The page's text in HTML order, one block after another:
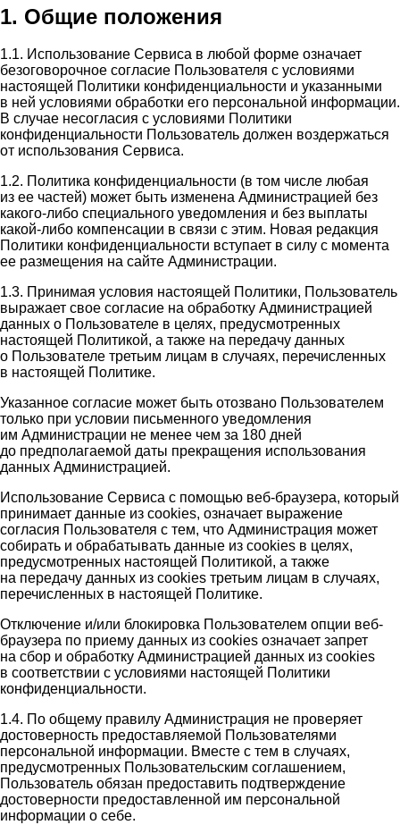
1. Общие положения
1.1. Использование Сервиса в любой форме означает
безоговорочное согласие Пользователя с условиями
настоящей Политики конфиденциальности и указанными
в ней условиями обработки его персональной информации.
В случае несогласия с условиями Политики
конфиденциальности Пользователь должен воздержаться
от использования Сервиса.
1.2. Политика конфиденциальности (в том числе любая
из ее частей) может быть изменена Администрацией без
какого-либо специального уведомления и без выплаты
какой-либо компенсации в связи с этим. Новая редакция
Политики конфиденциальности вступает в силу с момента
ее размещения на сайте Администрации.
1.3. Принимая условия настоящей Политики, Пользователь
выражает свое согласие на обработку Администрацией
данных о Пользователе в целях, предусмотренных
настоящей Политикой, а также на передачу данных
о Пользователе третьим лицам в случаях, перечисленных
в настоящей Политике.
Указанное согласие может быть отозвано Пользователем
только при условии письменного уведомления
им Администрации не менее чем за 180 дней
до предполагаемой даты прекращения использования
данных Администрацией.
Использование Сервиса с помощью веб-браузера, который
принимает данные из cookies, означает выражение
согласия Пользователя с тем, что Администрация может
собирать и обрабатывать данные из cookies в целях,
предусмотренных настоящей Политикой, а также
на передачу данных из cookies третьим лицам в случаях,
перечисленных в настоящей Политике.
Отключение и/или блокировка Пользователем опции веб-
браузера по приему данных из cookies означает запрет
на сбор и обработку Администрацией данных из cookies
в соответствии с условиями настоящей Политики
конфиденциальности.
1.4. По общему правилу Администрация не проверяет
достоверность предоставляемой Пользователями
персональной информации. Вместе с тем в случаях,
предусмотренных Пользовательским соглашением,
Пользователь обязан предоставить подтверждение
достоверности предоставленной им персональной
информации о себе.